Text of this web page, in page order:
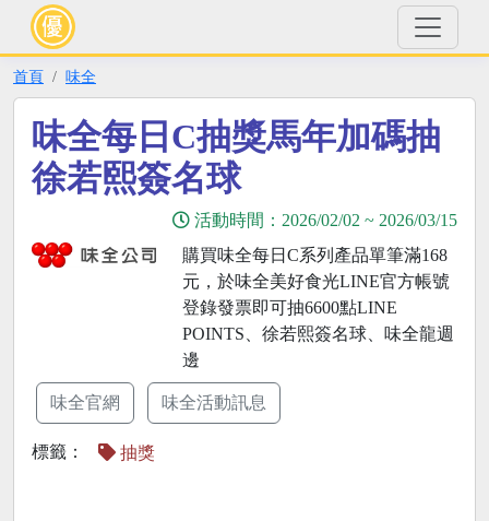
首頁 味全
味全每日C抽獎馬年加碼抽
徐若熙簽名球
活動時間： 2026/02/02 ~ 2026/03/15
購買味全每日C系列產品單筆滿168
元，於味全美好食光LINE官方帳號
登錄發票即可抽6600點LINE
POINTS、徐若熙簽名球、味全龍週
邊
味全官網 味全活動訊息
標籤： 抽獎